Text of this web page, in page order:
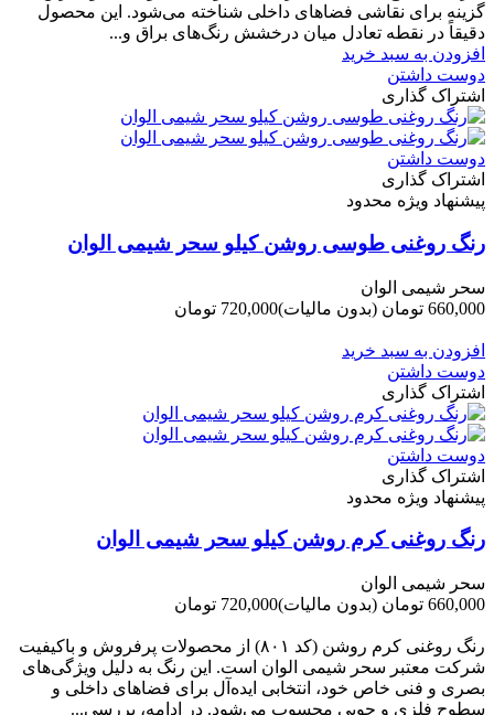
گزینه برای نقاشی فضاهای داخلی شناخته می‌شود. این محصول
دقیقاً در نقطه تعادل میان درخشش رنگ‌های براق و...
افزودن به سبد خرید
دوست داشتن
اشتراک گذاری
دوست داشتن
اشتراک گذاری
پیشنهاد ویژه محدود
رنگ روغنی طوسی روشن کیلو سحر شیمی الوان
سحر شیمی الوان
660,000 تومان
(بدون مالیات)720,000 تومان
افزودن به سبد خرید
دوست داشتن
اشتراک گذاری
دوست داشتن
اشتراک گذاری
پیشنهاد ویژه محدود
رنگ روغنی کرم روشن کیلو سحر شیمی الوان
سحر شیمی الوان
660,000 تومان
(بدون مالیات)720,000 تومان
رنگ روغنی کرم روشن (کد ۸۰۱) از محصولات پرفروش و باکیفیت
شرکت‌ معتبر سحر شیمی الوان است. این رنگ به دلیل ویژگی‌های
بصری و فنی خاص خود، انتخابی ایده‌آل برای فضاهای داخلی و
سطوح فلزی و چوبی محسوب می‌شود. در ادامه، بررسی...